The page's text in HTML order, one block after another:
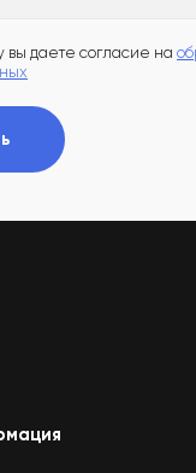
даете согласие на